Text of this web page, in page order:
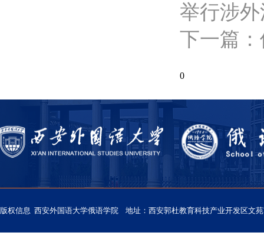
举行涉
下一篇：
0
版权信息 西安外国语大学俄语学院 地址：西安郭杜教育科技产业开发区文